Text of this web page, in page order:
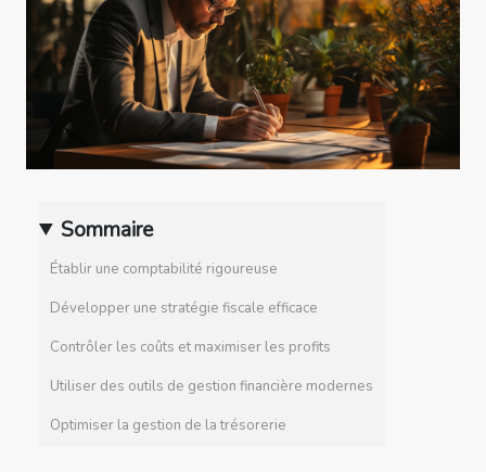
Sommaire
Établir une comptabilité rigoureuse
Développer une stratégie fiscale efficace
Contrôler les coûts et maximiser les profits
Utiliser des outils de gestion financière modernes
Optimiser la gestion de la trésorerie